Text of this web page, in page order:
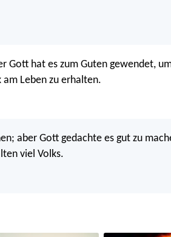
Gott hat es zum Guten gewendet,
Leben zu erhalten.
aber Gott gedachte es gut zu
viel Volks.